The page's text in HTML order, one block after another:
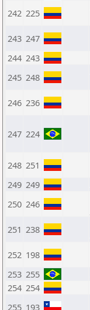
242 225
243 247
244 243
245 248
246 236
247 224
248 251
249 249
250 246
251 238
252 198
253 255
254 254
255 193